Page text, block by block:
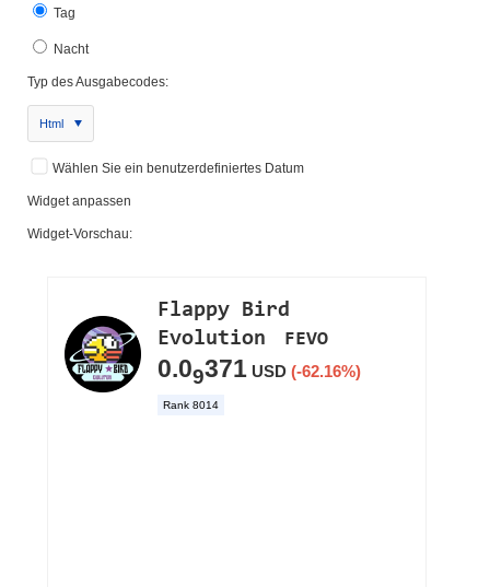
Tag
Nacht
Typ des Ausgabecodes:
Html
Wählen Sie ein benutzerdefiniertes Datum
Widget anpassen
Widget-Vorschau: